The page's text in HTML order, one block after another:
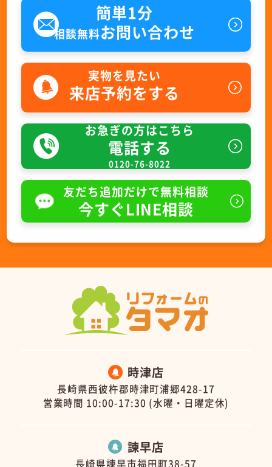
簡単1分
相談無料お問い合わせ
実物を見たい
来店予約をする
お急ぎの方はこちら
電話する
0120-76-8022
友だち追加だけで無料相談
今すぐLINE相談
時津店
長崎県西彼杵郡時津町浦郷428-17
営業時間 10:00-17:30 (水曜・日曜定休)
諫早店
長崎県諫早市福田町38-57